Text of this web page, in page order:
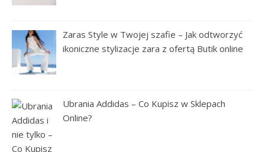
Zaras Style w Twojej szafie – Jak odtworzyć
ikoniczne stylizacje zara z ofertą Butik online
Ubrania Addidas – Co Kupisz w Sklepach
Online?